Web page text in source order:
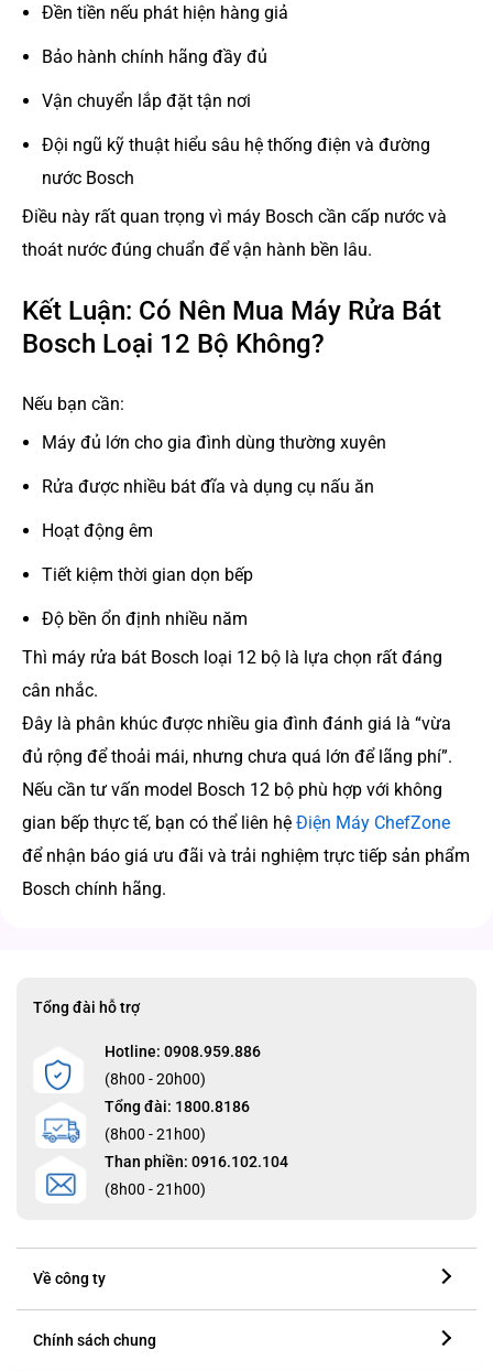
Đền tiền nếu phát hiện hàng giả
Bảo hành chính hãng đầy đủ
Vận chuyển lắp đặt tận nơi
Đội ngũ kỹ thuật hiểu sâu hệ thống điện và đường
nước Bosch
Điều này rất quan trọng vì máy Bosch cần cấp nước và
thoát nước đúng chuẩn để vận hành bền lâu.
Kết Luận: Có Nên Mua Máy Rửa Bát
Bosch Loại 12 Bộ Không?
Nếu bạn cần:
Máy đủ lớn cho gia đình dùng thường xuyên
Rửa được nhiều bát đĩa và dụng cụ nấu ăn
Hoạt động êm
Tiết kiệm thời gian dọn bếp
Độ bền ổn định nhiều năm
Thì máy rửa bát Bosch loại 12 bộ là lựa chọn rất đáng
cân nhắc.
Đây là phân khúc được nhiều gia đình đánh giá là “vừa
đủ rộng để thoải mái, nhưng chưa quá lớn để lãng phí”.
Nếu cần tư vấn model Bosch 12 bộ phù hợp với không
gian bếp thực tế, bạn có thể liên hệ Điện Máy ChefZone
để nhận báo giá ưu đãi và trải nghiệm trực tiếp sản phẩm
Bosch chính hãng.
Tổng đài hỗ trợ
Hotline: 0908.959.886
(8h00 - 20h00)
Tổng đài: 1800.8186
(8h00 - 21h00)
Than phiền: 0916.102.104
(8h00 - 21h00)
Về công ty
Chính sách chung